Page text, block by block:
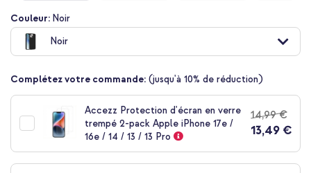
Passer
au
début
de
Galerie
d’images
Couleur: Noir
Noir
Complétez votre commande: (jusqu'à 10% de réduction)
Accezz Protection d'écran en verre
trempé 2-pack Apple iPhone 17e /
16e / 14 / 13 / 13 Pro
14,99 €
13,49 €